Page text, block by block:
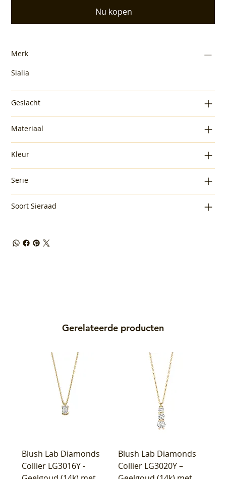
Nu kopen
Merk
Sialia
Geslacht
Materiaal
Kleur
Serie
Soort Sieraad
Gerelateerde producten
Blush Lab Diamonds
Collier LG3016Y -
Blush Lab Diamonds
Collier LG3020Y –